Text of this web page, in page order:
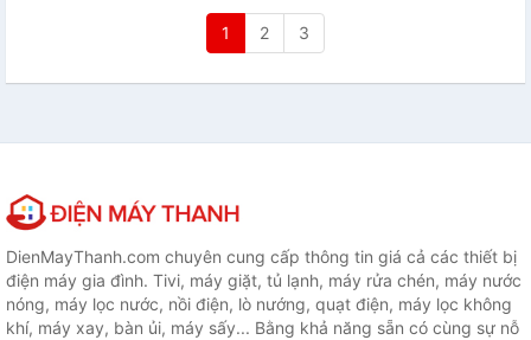
1 2 3
DienMayThanh.com chuyên cung cấp thông tin giá cả các thiết bị
điện máy gia đình. Tivi, máy giặt, tủ lạnh, máy rửa chén, máy nước
nóng, máy lọc nước, nồi điện, lò nướng, quạt điện, máy lọc không
khí, máy xay, bàn ủi, máy sấy... Bằng khả năng sẵn có cùng sự nỗ